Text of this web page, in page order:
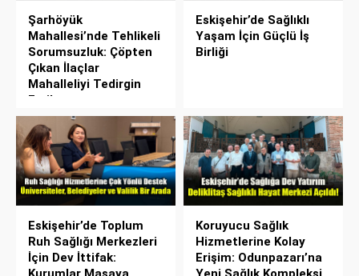
Şarhöyük
Mahallesi’nde Tehlikeli
Sorumsuzluk: Çöpten
Çıkan İlaçlar
Mahalleliyi Tedirgin
Etti!
Eskişehir’de Sağlıklı
Yaşam İçin Güçlü İş
Birliği
Eskişehir’de Toplum
Ruh Sağlığı Merkezleri
İçin Dev İttifak:
Koruyucu Sağlık
Hizmetlerine Kolay
Erişim: Odunpazarı’na